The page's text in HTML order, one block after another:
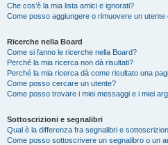
Che cos’è la mia lista amici e ignorati?
Come posso aggiungere o rimuovere un utente
Ricerche nella Board
Come si fanno le ricerche nella Board?
Perché la mia ricerca non dà risultati?
Perché la mia ricerca dà come risultato una
Come posso cercare un utente?
Come posso trovare i miei messaggi e i miei
Sottoscrizioni e segnalibri
Qual è la differenza fra segnalibri e
Come posso sottoscrivere un segnalibro o un